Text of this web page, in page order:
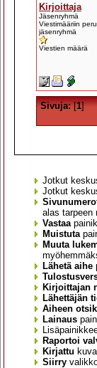
Kirjoittaja
Jäsenryhmä
Viestimääriin
jäsenryhmä
Viestien määrä
Sivuja:[1]
Jotkut
Jotkut
alas tarpeen
Vastaa
Muistuta
Muuta
Lähetä aihe
Kirjoittajan
Lähettäjän
Aiheen
Lainaus
Raportoi
Kirjattu
Siirryvalikko